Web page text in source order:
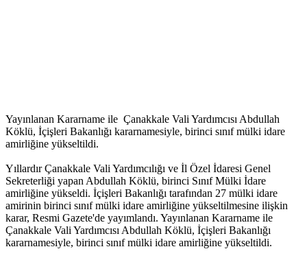
Yayınlanan Kararname ile Çanakkale Vali Yardımcısı Abdullah
Köklü, İçişleri Bakanlığı kararnamesiyle, birinci sınıf mülki idare
amirliğine yükseltildi.
Yıllardır Çanakkale Vali Yardımcılığı ve İl Özel İdaresi Genel
Sekreterliği yapan Abdullah Köklü, birinci Sınıf Mülki İdare
amirliğine yükseldi. İçişleri Bakanlığı tarafından 27 mülki idare
amirinin birinci sınıf mülki idare amirliğine yükseltilmesine ilişkin
karar, Resmi Gazete'de yayımlandı. Yayınlanan Kararname ile
Çanakkale Vali Yardımcısı Abdullah Köklü, İçişleri Bakanlığı
kararnamesiyle, birinci sınıf mülki idare amirliğine yükseltildi.